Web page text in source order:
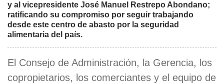
y al vicepresidente José Manuel Restrepo Abondano;
ratificando su compromiso por seguir trabajando
desde este centro de abasto por la seguridad
alimentaria del país.
El Consejo de Administración, la Gerencia, los
copropietarios, los comerciantes y el equipo de